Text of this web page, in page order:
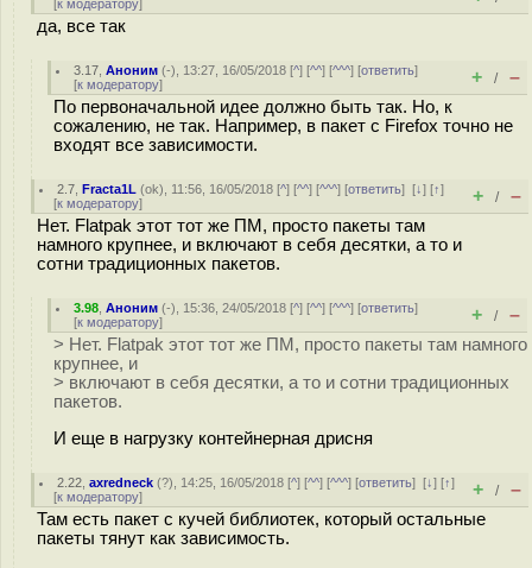
[к модератору]
да, все так
3.17 ,Аноним (-), 13:27, 16/05/2018 [^] [^^] [^^^] [ответить]
[к модератору] + / –
По первоначальной идее должно быть так. Но, к
сожалению, не так. Например, в пакет с Firefox точно не
входят все зависимости.
2.7 ,Fracta1L (ok), 11:56, 16/05/2018 [^] [^^] [^^^] [ответить][↓] [↑]
[к модератору] + / –
Нет. Flatpak этот тот же ПМ, просто пакеты там
намного крупнее, и включают в себя десятки, а то и
сотни традиционных пакетов.
3.98 ,Аноним (-), 15:36, 24/05/2018 [^] [^^] [^^^] [ответить]
[к модератору] + / –
> Нет. Flatpak этот тот же ПМ, просто пакеты там намного
крупнее, и
> включают в себя десятки, а то и сотни традиционных
пакетов.
И еще в нагрузку контейнерная дрисня
2.22 ,axredneck (?), 14:25, 16/05/2018 [^] [^^] [^^^] [ответить][↓] [↑]
[к модератору] + / –
Там есть пакет с кучей библиотек, который остальные
пакеты тянут как зависимость.